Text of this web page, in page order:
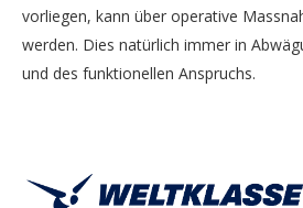
vorliegen, kann über operative
werden. Dies natürlich immer in
und des funktionellen Anspruchs.